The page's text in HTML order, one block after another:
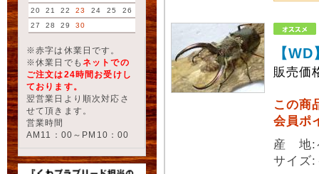
20
21 22 23 24 25
26
27
28 29 30
※赤字は休業日です。
※休業日でも ネットでの
ご注文は24時間お受けし
ております。
翌営業日より順次対応さ
せて頂きます。
営業時間
AM11：00～PM10：00
【
販売価
この商
会員ポ
産 地:
サイ